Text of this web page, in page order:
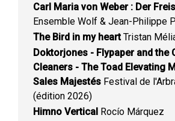
Carl Maria von Weber : Der
Ensemble Wolf & Jean-Philippe
The Bird in my heartTristan
Doktorjones - Flypaper and the
Cleaners - The Toad Elevating
Sales Majestés Festival de
(édition 2026)
Himno Vertical Rocío Márquez